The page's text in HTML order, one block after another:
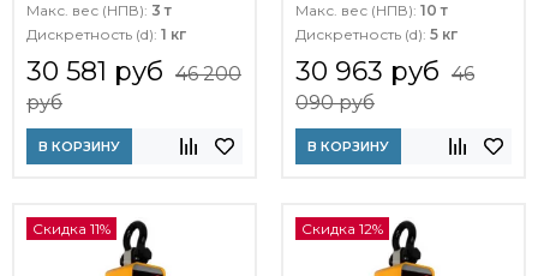
Макс. вес (НПВ): 3 т
Дискретность (d): 1 кг
30 581 руб 46 200
руб
В КОРЗИНУ
Макс. вес (НПВ): 10 т
Дискретность (d): 5 кг
30 963 руб 46
090 руб
В КОРЗИНУ
Скидка 11% Скидка 12%